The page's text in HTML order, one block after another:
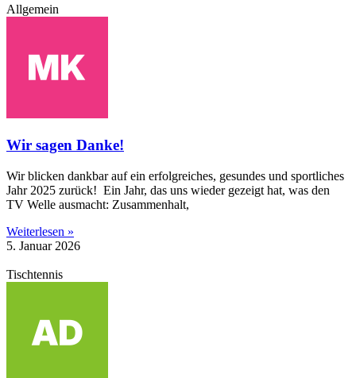
Allgemein
Wir sagen Danke!
Wir blicken dankbar auf ein erfolgreiches, gesundes und sportliches
Jahr 2025 zurück! Ein Jahr, das uns wieder gezeigt hat, was den
TV Welle ausmacht: Zusammenhalt,
Weiterlesen »
5. Januar 2026
Tischtennis